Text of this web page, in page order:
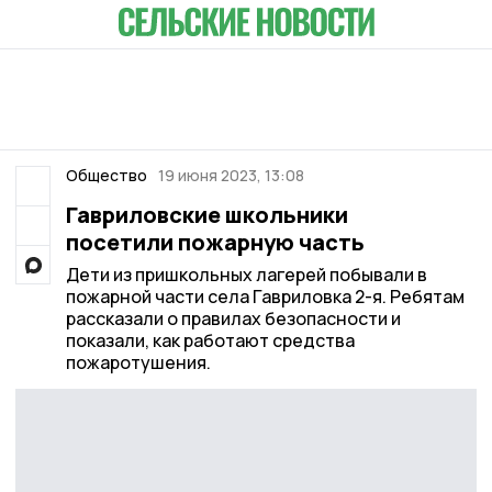
Общество 19 июня 2023, 13:08
Гавриловские школьники
посетили пожарную часть
Дети из пришкольных лагерей побывали в
пожарной части села Гавриловка 2-я. Ребятам
рассказали о правилах безопасности и
показали, как работают средства
пожаротушения.